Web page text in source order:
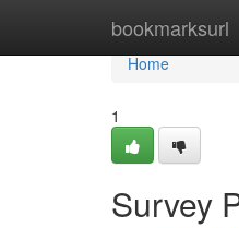
bookmarksurl
Home
Home
1
Survey